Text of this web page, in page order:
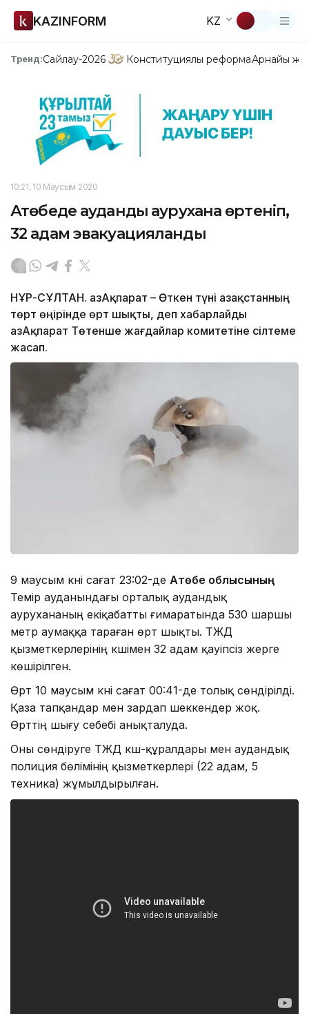
KAZINFORM KZ
Тренд:Сайлау-2026 Конституциялық реформаАрнайы
10:21, 10 Маусым 2020
Ақтөбеде аудандық аурухана өртеніп,
32 адам эвакуацияланды
НҰР-СҰЛТАН. ҚазАқпарат – Өткен түні Қазақстанның
төрт өңірінде өрт шықты, деп хабарлайды
ҚазАқпарат Төтенше жағдайлар комитетіне сілтеме
жасап.
9 маусым күні сағат 23:02-де Ақтөбе облысының
Темір ауданындағы орталық аудандық
аурухананың екіқабатты ғимаратында 530 шаршы
метр аумаққа тараған өрт шықты. ТЖД
қызметкерлерінің күшімен 32 адам қауіпсіз жерге
көшірілген.
Өрт 10 маусым күні сағат 00:41-де толық сөндірілді.
Қаза тапқандар мен зардап шеккендер жоқ.
Өрттің шығу себебі анықталуда.
Оны сөндіруге ТЖД күш-құралдары мен аудандық
полиция бөлімінің қызметкерлері (22 адам, 5
техника) жұмылдырылған.